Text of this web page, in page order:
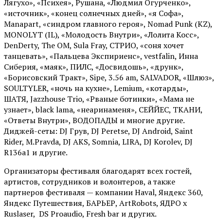
Лягухо», «Психея», Рушана, «Людмил Огурченко»,
«источник», «конец солнечных дней», «я Софа»,
Manapart, «синдром главного героя», Nomad Punk (KZ),
MONOLYT (IL), «Молодость Внутри», «Лолита Косс»,
DenDerty, The OM, Sula Fray, СТРИО, «соня хочет
танцевать», «Пальцева Экспириенс», vestfalin, Инна
Сиберия, «маяк», ПИЛС, «Досвидошь», «друнк»,
«Борисовский Тракт», Sipe, 3.56 am, SALVADOR, «Шлюз»,
SOULTYLER, «ночь на кухне», Lemium, «котарды»,
ШАТЯ, Jazzhouse Trio, «Рваные ботинки», «Мама не
узнает», black lama, «неаринаменя», СЕЙЙЕС, ТКАНИ,
«Ответы Внутри», ВОДОПАДЫ и многие другие.
Диджей-сеты: DJ Грув, DJ Peretse, DJ Android, Saint
Rider, М.Pravda, DJ AKS, Somnia, LIRA, DJ Korolev, DJ
R136a1 и другие.
Организаторы фестиваля благодарят всех гостей,
артистов, сотрудников и волонтеров, а также
партнеров фестиваля — компании Haval, Яндекс 360,
Яндекс Путешествия, БАРЬЕР, ArtRobots, ЯДРО х
Ruslaser, DS Proaudio, Fresh bar и других.